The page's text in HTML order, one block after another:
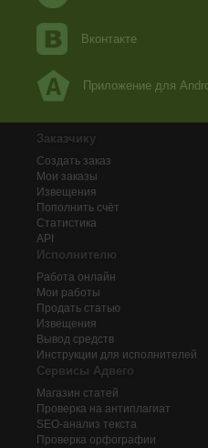
Вконтакте
Приложение для
Заказчику
Создать заказ
Мои заказы
Извещения
Пополнить счёт
Статистика
API
Исполнителю
Работа онлайн
Мои работы
Продать статью
Извещения
Вывод средств
Инструкции для исполнителей
Сервисы Адвего
Магазин статей
Проверка на антиплагиат
SEO-анализ текста
Проверка орфографии